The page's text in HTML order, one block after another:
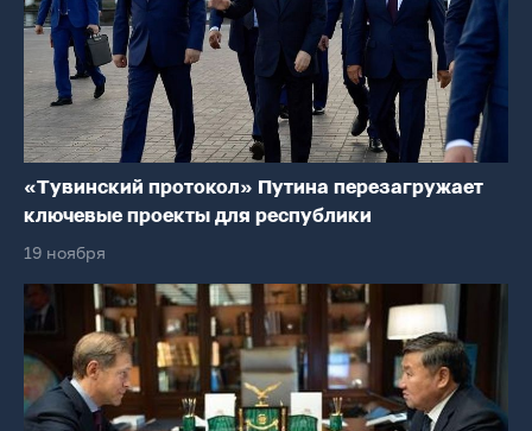
«Тувинский протокол» Путина перезагружает
ключевые проекты для республики
19 ноября